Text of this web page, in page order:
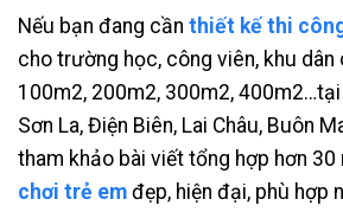
Nếu bạn đang cần thiết kế thi
cho trường học, công viên, khu
100m2, 200m2, 300m2, 400m2…tại
Sơn La, Điện Biên, Lai Châu, Buôn
tham khảo bài viết tổng hợp hơn 30
chơi trẻ em đẹp, hiện đại, phù hợp